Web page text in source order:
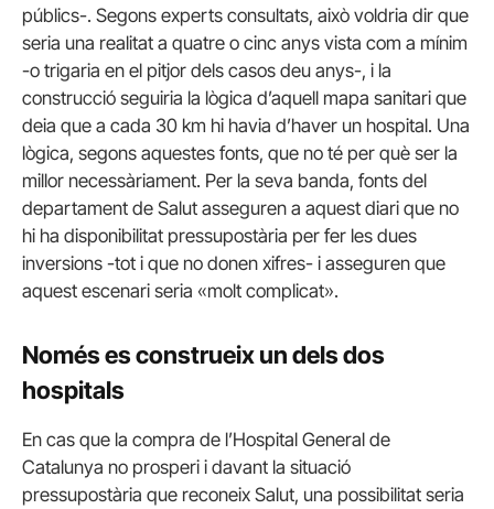
públics-. Segons experts consultats, això voldria dir que
seria una realitat a quatre o cinc anys vista com a mínim
-o trigaria en el pitjor dels casos deu anys-, i la
construcció seguiria la lògica d’aquell mapa sanitari que
deia que a cada 30 km hi havia d’haver un hospital. Una
lògica, segons aquestes fonts, que no té per què ser la
millor necessàriament. Per la seva banda, fonts del
departament de Salut asseguren a aquest diari que no
hi ha disponibilitat pressupostària per fer les dues
inversions -tot i que no donen xifres- i asseguren que
aquest escenari seria «molt complicat».
Només es construeix un dels dos
hospitals
En cas que la compra de l’Hospital General de
Catalunya no prosperi i davant la situació
pressupostària que reconeix Salut, una possibilitat seria